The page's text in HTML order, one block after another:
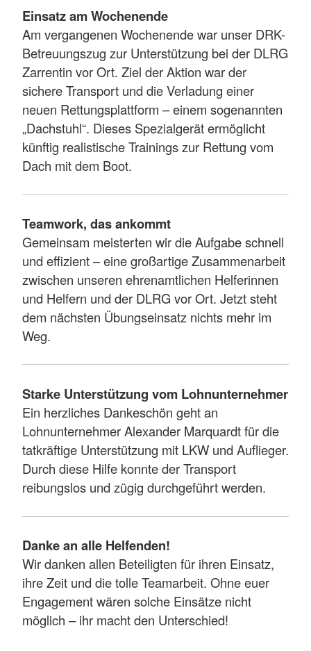
Einsatz am Wochenende
Am vergangenen Wochenende war unser DRK-
Betreuungszug zur Unterstützung bei der DLRG
Zarrentin vor Ort. Ziel der Aktion war der
sichere Transport und die Verladung einer
neuen Rettungsplattform – einem sogenannten
„Dachstuhl“. Dieses Spezialgerät ermöglicht
künftig realistische Trainings zur Rettung vom
Dach mit dem Boot.
Teamwork, das ankommt
Gemeinsam meisterten wir die Aufgabe schnell
und effizient – eine großartige Zusammenarbeit
zwischen unseren ehrenamtlichen Helferinnen
und Helfern und der DLRG vor Ort. Jetzt steht
dem nächsten Übungseinsatz nichts mehr im
Weg.
Starke Unterstützung vom Lohnunternehmer
Ein herzliches Dankeschön geht an
Lohnunternehmer Alexander Marquardt für die
tatkräftige Unterstützung mit LKW und Auflieger.
Durch diese Hilfe konnte der Transport
reibungslos und zügig durchgeführt werden.
Danke an alle Helfenden!
Wir danken allen Beteiligten für ihren Einsatz,
ihre Zeit und die tolle Teamarbeit. Ohne euer
Engagement wären solche Einsätze nicht
möglich – ihr macht den Unterschied!